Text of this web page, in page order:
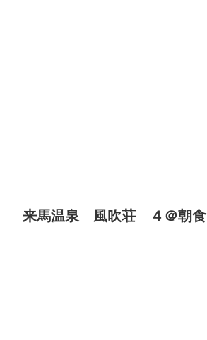
来馬温泉 風吹荘 ４＠朝食